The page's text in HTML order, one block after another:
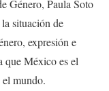
Género, Paula Soto
situación de
expresión e
que México es el
mundo.